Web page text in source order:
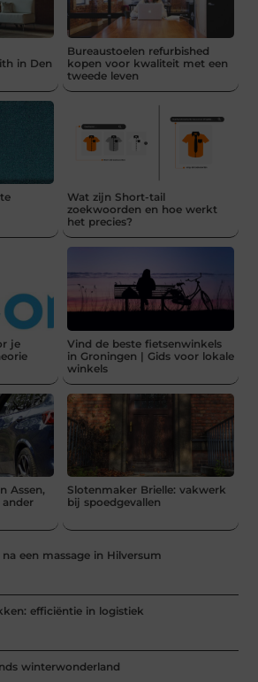
in Den
Bureaustoelen refurbished
kopen voor kwaliteit met een
tweede leven
Wat zijn Short-tail
zoekwoorden en hoe werkt
het precies?
je
Vind de beste fietsenwinkels
in Groningen | Gids voor lokale
winkels
Assen,
Slotenmaker Brielle: vakwerk
bij spoedgevallen
een massage in Hilversum
efficiëntie in logistiek
winterwonderland